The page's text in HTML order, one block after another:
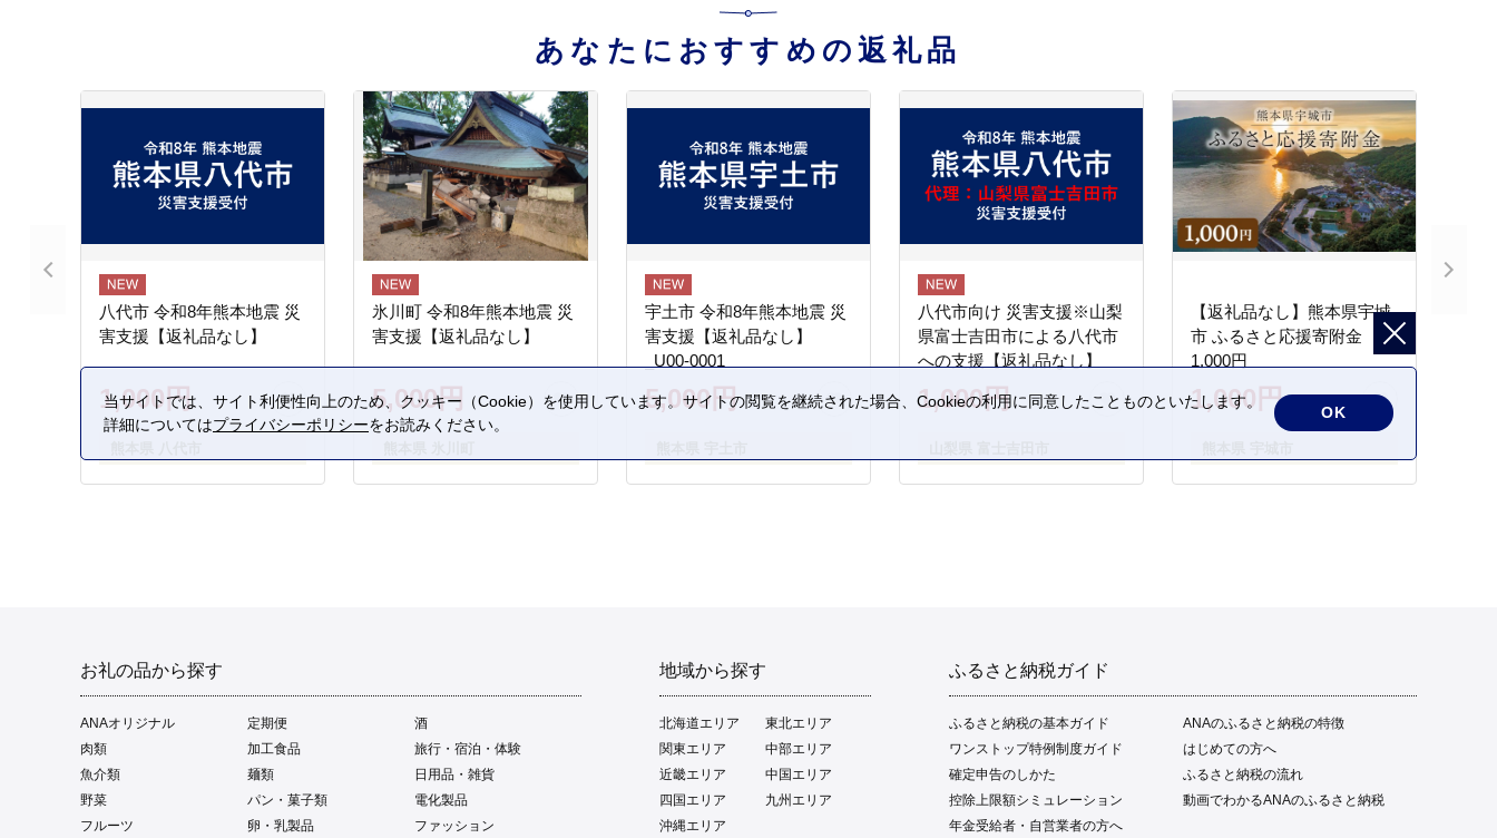
あなたにおすすめの返礼品
八代市 令和8年熊本地震 災
害支援【返礼品なし】
1,000円
氷川町 令和8年熊本地震 災
害支援【返礼品なし】
5,000円
宇土市 令和8年熊本地震 災
害支援【返礼品なし】
_U00-0001
5,000円
八代市向け 災害支援※山梨
県富士吉田市による八代市
への支援【返礼品なし】
1,000円
【返礼品なし】熊本県宇城
市 ふるさと応援寄附金
1,000円
1,000円
お礼の品から探す
ANAオリジナル 定期便
酒
肉類
加工食品
旅行・宿泊・体験
魚介類
麺類
日用品・雑貨
野菜
パン・菓子類
電化製品
フルーツ
卵・乳製品 ファッション
地域から探す
北海道エリア
東北エリア
関東エリア
中部エリア
近畿エリア
中国エリア
四国エリア
九州エリア
沖縄エリア
ふるさと納税ガイド
ふるさと納税の基本ガイド
ANAのふるさと納税の特徴
ワンストップ特例制度ガイド
はじめての方へ
確定申告のしかた
ふるさと納税の流れ
控除上限額シミュレーション
動画でわかるANAのふるさと納税
年金受給者・自営業者の方へ
当サイトでは、サイト利便性向上のため、クッキー（Cookie）を使用しています。サイトの閲覧を継続された場合、Cookieの利用に同意したことものといたします。
詳細についてはプライバシーポリシーをお読みください。
OK